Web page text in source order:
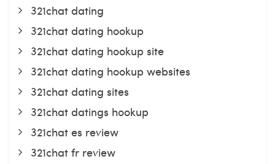
321chat dating
321chat dating hookup
321chat dating hookup site
321chat dating hookup websites
321chat dating sites
321chat datings hookup
321chat es review
321chat fr review